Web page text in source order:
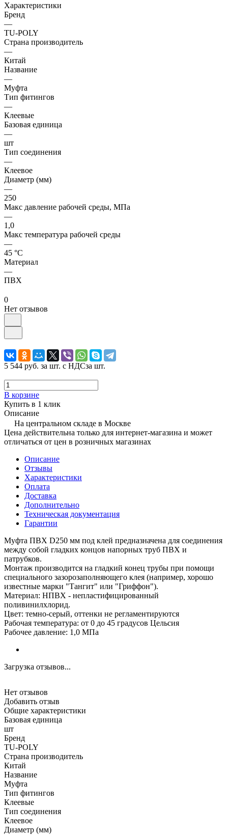
Характеристики
Бренд
—
TU-POLY
Страна производитель
—
Китай
Название
—
Муфта
Тип фитингов
—
Клеевые
Базовая единица
—
шт
Тип соединения
—
Клеевое
Диаметр (мм)
—
250
Макс давление рабочей среды, МПа
—
1,0
Макс температура рабочей среды
—
45 °С
Материал
—
ПВХ
0
Нет отзывов
5 544 руб. за шт. с НДСза шт.
В корзине
Купить в 1 клик
Описание
На центральном складе в Москве
Цена действительна только для интернет-магазина и может
отличаться от цен в розничных магазинах
Описание
Отзывы
Характеристики
Оплата
Доставка
Дополнительно
Техническая документация
Гарантии
Муфта ПВХ D250 мм под клей предназначена для соединения
между собой гладких концов напорных труб ПВХ и
патрубков.
Монтаж производится на гладкий конец трубы при помощи
специального зазорозаполняющего клея (например, хорошо
известные марки "Тангит" или "Гриффон").
Материал: НПВХ - непластифицированный
поливинилхлорид.
Цвет: темно-серый, оттенки не регламентируются
Рабочая температура: от 0 до 45 градусов Цельсия
Рабочее давление: 1,0 МПа
Загрузка отзывов...
Нет отзывов
Добавить отзыв
Общие характеристики
Базовая единица
шт
Бренд
TU-POLY
Страна производитель
Китай
Название
Муфта
Тип фитингов
Клеевые
Тип соединения
Клеевое
Диаметр (мм)